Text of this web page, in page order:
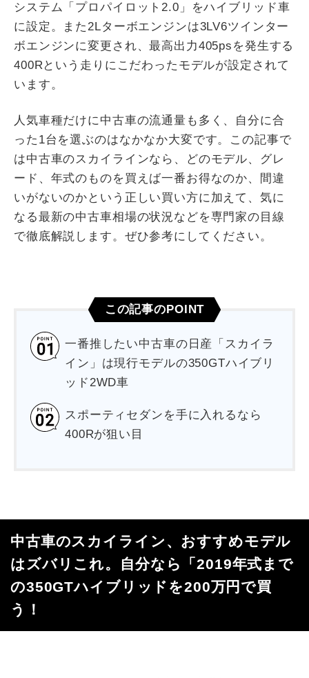
システム「プロパイロット2.0」をハイブリッド車
に設定。また2Lターボエンジンは3LV6ツインター
ボエンジンに変更され、最高出力405psを発生する
400Rという走りにこだわったモデルが設定されて
います。
人気車種だけに中古車の流通量も多く、自分に合
った1台を選ぶのはなかなか大変です。この記事で
は中古車のスカイラインなら、どのモデル、グレ
ード、年式のものを買えば一番お得なのか、間違
いがないのかという正しい買い方に加えて、気に
なる最新の中古車相場の状況などを専門家の目線
で徹底解説します。ぜひ参考にしてください。
この記事のPOINT
一番推したい中古車の日産「スカイラ
イン」は現行モデルの350GTハイブリ
ッド2WD車
スポーティセダンを手に入れるなら
400Rが狙い目
中古車のスカイライン、おすすめモデル
はズバリこれ。自分なら「2019年式まで
の350GTハイブリッドを200万円で買
う！